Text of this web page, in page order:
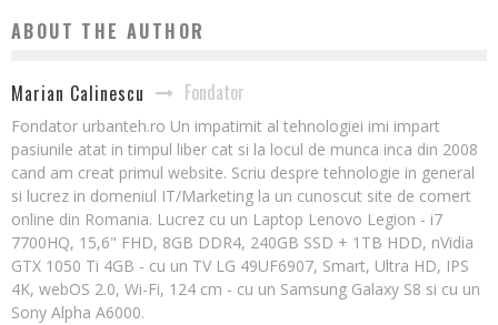
ABOUT THE AUTHOR
Marian Calinescu Fondator
Fondator urbanteh.ro Un impatimit al tehnologiei imi impart
pasiunile atat in timpul liber cat si la locul de munca inca din 2008
cand am creat primul website. Scriu despre tehnologie in general
si lucrez in domeniul IT/Marketing la un cunoscut site de comert
online din Romania. Lucrez cu un Laptop Lenovo Legion - i7
7700HQ, 15,6" FHD, 8GB DDR4, 240GB SSD + 1TB HDD, nVidia
GTX 1050 Ti 4GB - cu un TV LG 49UF6907, Smart, Ultra HD, IPS
4K, webOS 2.0, Wi-Fi, 124 cm - cu un Samsung Galaxy S8 si cu un
Sony Alpha A6000.